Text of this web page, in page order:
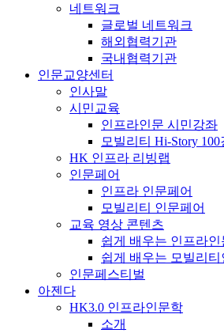
네트워크
글로벌 네트워크
해외협력기관
국내협력기관
인문교양센터
인사말
시민교육
인프라인문 시민강좌
모빌리티 Hi-Story 100
HK 인프라 리빙랩
인문페어
인프라 인문페어
모빌리티 인문페어
교육 영상 콘텐츠
쉽게 배우는 인프라인
쉽게 배우는 모빌리
인문페스티벌
아젠다
HK3.0 인프라인문학
소개